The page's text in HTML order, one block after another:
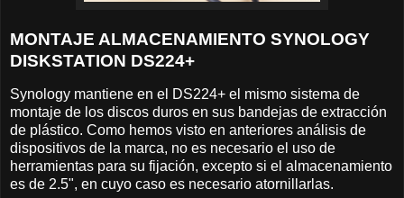
MONTAJE ALMACENAMIENTO SYNOLOGY
DISKSTATION DS224+
Synology mantiene en el DS224+ el mismo sistema de
montaje de los discos duros en sus bandejas de extracción
de plástico. Como hemos visto en anteriores análisis de
dispositivos de la marca, no es necesario el uso de
herramientas para su fijación, excepto si el almacenamiento
es de 2.5", en cuyo caso es necesario atornillarlas.